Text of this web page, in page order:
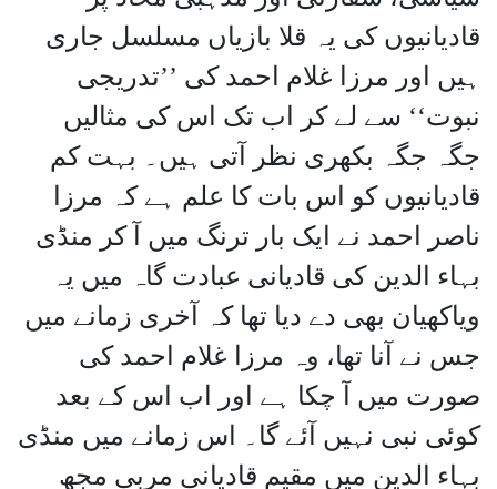
قادیانیوں کی یہ قلا بازیاں مسلسل جاری
ہیں اور مرزا غلام احمد کی ’’تدریجی
نبوت‘‘ سے لے کر اب تک اس کی مثالیں
جگہ جگہ بکھری نظر آتی ہیں۔ بہت کم
قادیانیوں کو اس بات کا علم ہے کہ مرزا
ناصر احمد نے ایک بار ترنگ میں آ کر منڈی
بہاء الدین کی قادیانی عبادت گاہ میں یہ
ویاکھیان بھی دے دیا تھا کہ آخری زمانے میں
جس نے آنا تھا، وہ مرزا غلام احمد کی
صورت میں آ چکا ہے اور اب اس کے بعد
کوئی نبی نہیں آئے گا۔ اس زمانے میں منڈی
بہاء الدین میں مقیم قادیانی مربی مجھ